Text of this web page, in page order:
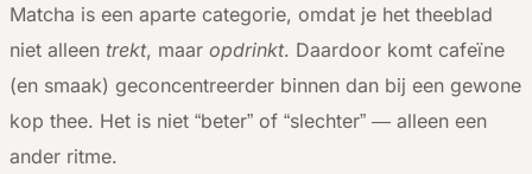
Matcha is een aparte categorie, omdat je het theeblad
niet alleen trekt, maar opdrinkt. Daardoor komt cafeïne
(en smaak) geconcentreerder binnen dan bij een gewone
kop thee. Het is niet “beter” of “slechter” — alleen een
ander ritme.